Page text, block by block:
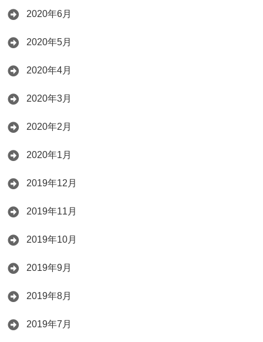
2020年6月
2020年5月
2020年4月
2020年3月
2020年2月
2020年1月
2019年12月
2019年11月
2019年10月
2019年9月
2019年8月
2019年7月